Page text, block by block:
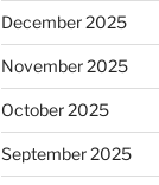
December 2025
November 2025
October 2025
September 2025